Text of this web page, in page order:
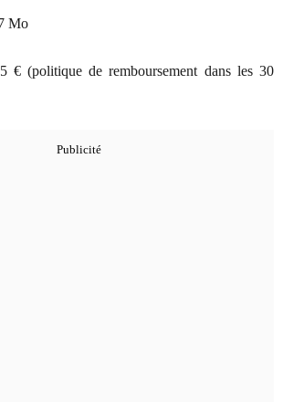
Mo
€ (politique de remboursement dans les 30